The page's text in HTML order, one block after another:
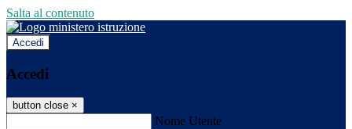
Salta al contenuto
Accedi
Accedi
button close ×
Nome Utente